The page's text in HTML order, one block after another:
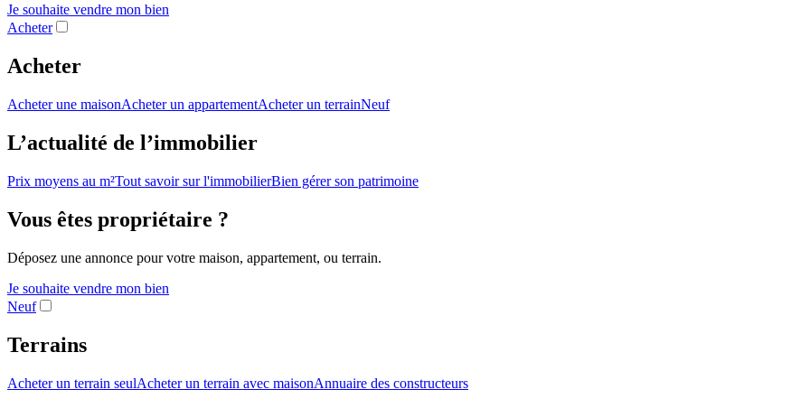
Je souhaite vendre mon bien
Acheter
Acheter
Acheter une maisonAcheter un appartementAcheter un terrainNeuf
L’actualité de l’immobilier
Prix moyens au m²Tout savoir sur l'immobilierBien gérer son patrimoine
Vous êtes propriétaire ?
Déposez une annonce pour votre maison, appartement, ou terrain.
Je souhaite vendre mon bien
Neuf
Terrains
Acheter un terrain seulAcheter un terrain avec maisonAnnuaire des constructeurs